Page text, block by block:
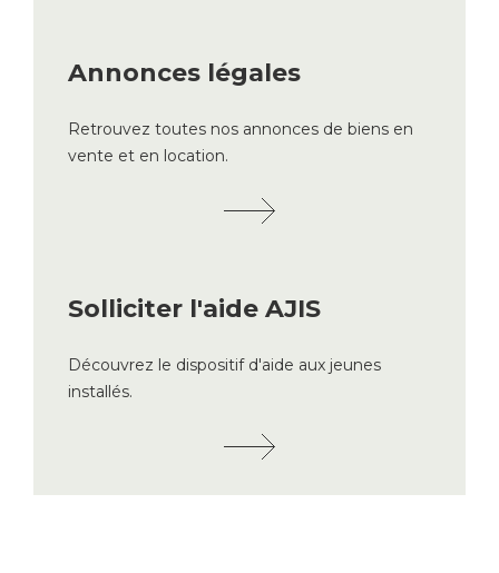
Annonces légales
Retrouvez toutes nos annonces de biens en
vente et en location.
Solliciter l'aide AJIS
Découvrez le dispositif d'aide aux jeunes
installés.